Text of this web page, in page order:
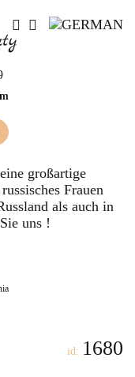
großartige
Frauen
als auch in
uns !
id: 1680